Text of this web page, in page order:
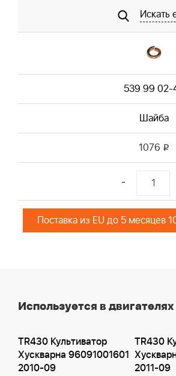
Искать
539 99 02-
Шайба
1076 i
-
Поставка из EU до 5 месяцев
Используется в двигателях
TR430 Культиватор
Хускварна 96091001601
2010-09
TR430
2011-09